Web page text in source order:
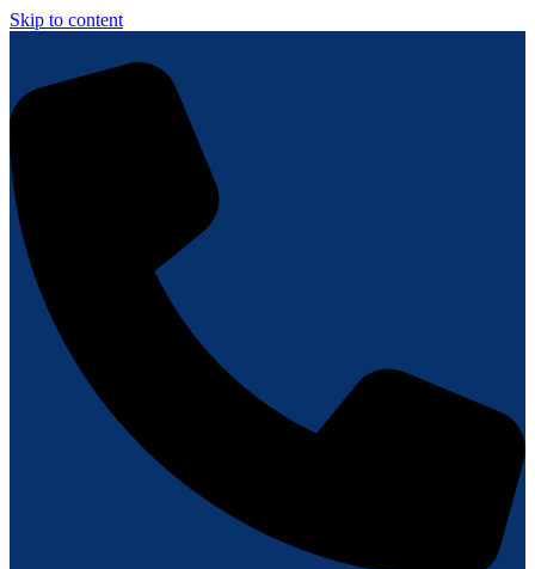
Skip to content